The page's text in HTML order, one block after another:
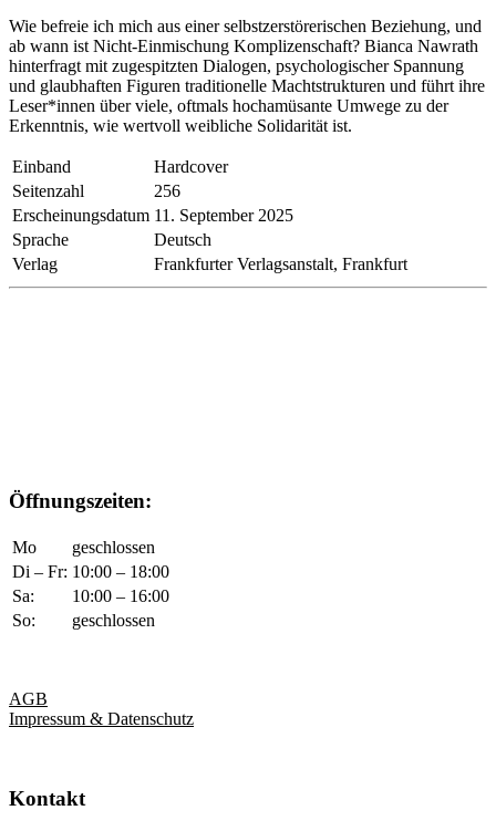
Wie befreie ich mich aus einer selbstzerstörerischen Beziehung, und
ab wann ist Nicht-Einmischung Komplizenschaft? Bianca Nawrath
hinterfragt mit zugespitzten Dialogen, psychologischer Spannung
und glaubhaften Figuren traditionelle Machtstrukturen und führt ihre
Leser*innen über viele, oftmals hochamüsante Umwege zu der
Erkenntnis, wie wertvoll weibliche Solidarität ist.
Einband
Hardcover
Seitenzahl
256
Erscheinungsdatum 11. September 2025
Sprache
Deutsch
Verlag
Frankfurter Verlagsanstalt, Frankfurt
Öffnungszeiten:
Mo
geschlossen
Di – Fr: 10:00 – 18:00
Sa:
10:00 – 16:00
So:
geschlossen
AGB
Impressum & Datenschutz
Kontakt